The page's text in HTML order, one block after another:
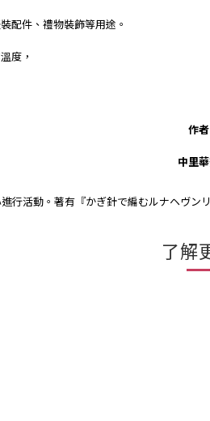
配件、禮物裝飾等用途。
度，
作者
中里
進行活動。著有『かぎ針で編むルナヘヴン
了解